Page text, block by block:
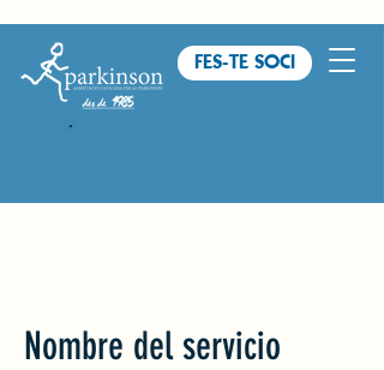
FES-TE SOCI
Nombre del servicio